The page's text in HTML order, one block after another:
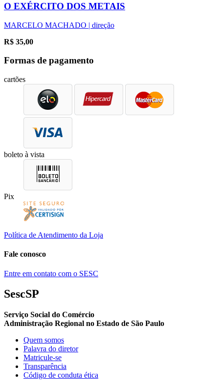
O EXÉRCITO DOS METAIS
MARCELO MACHADO | direção
R$ 35,00
Formas de pagamento
cartões
boleto à vista
Pix
Política de Atendimento da Loja
Fale conosco
Entre em contato com o SESC
SescSP
Serviço Social do Comércio
Administração Regional no Estado de São Paulo
Quem somos
Palavra do diretor
Matricule-se
Transparência
Código de conduta ética